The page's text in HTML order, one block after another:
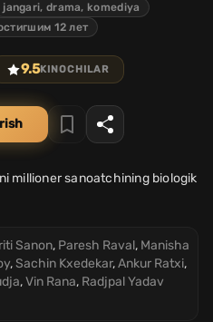
jangari, drama, komediya
12 лет
9.5KINOCHILAR
millioner sanoatchining biologik
Sanon, Paresh Raval, Manisha
,Sachin Kxedekar,Ankur Ratxi,
,Vin Rana, Radjpal Yadav